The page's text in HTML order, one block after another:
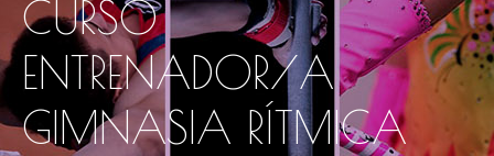
CURSO
ENTRENADOR/A
GIMNASIA RÍTMICA